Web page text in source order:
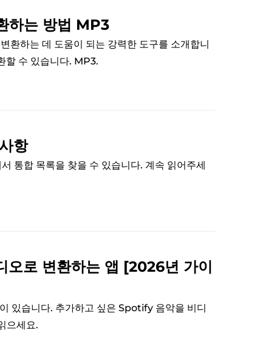
하는 방법 MP3
환하는 데 도움이 되는 강력한 도구를 소개합니
할 수 있습니다. MP3.
항
통합 목록을 찾을 수 있습니다. 계속 읽어주세
로 변환하는 앱 [2026년 가이
있습니다. 추가하고 싶은 Spotify 음악을 비디
으세요.